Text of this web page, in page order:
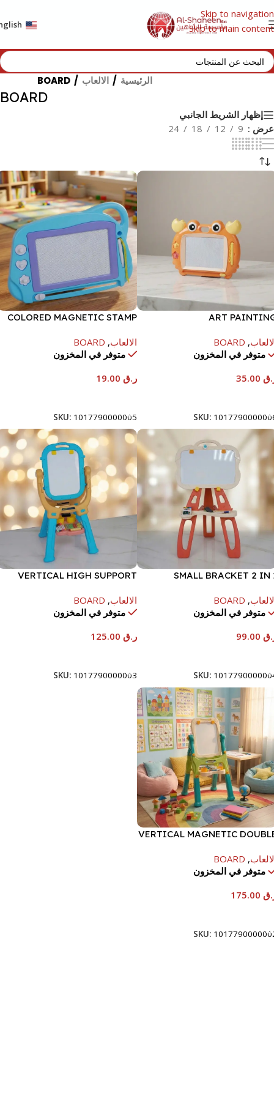
Skip to navigation
Skip to main content
الرئيسية / الالعاب /
BOARD
BOARD
إظهار الشريط الجانبي
عرض
9
12
18
24
ART
,
BOARD
متوفر في المخزون
SKU:
COLORED MAGNETIC STAMP
الالعاب,
BOARD
متوفر في المخزون
ر.ق
SKU: 1017790000005
SMALL BRACKET 2 IN
,
BOARD
متوفر في المخزون
SKU:
VERTICAL HIGH SUPPORT
الالعاب,
BOARD
متوفر في المخزون
ر.ق
SKU: 1017790000003
VERTICAL MAGNETIC
,
BOARD
متوفر في المخزون
SKU: